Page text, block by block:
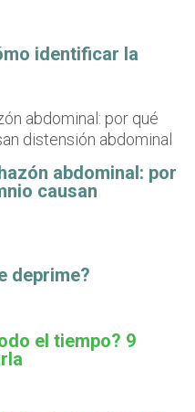
identificar la
abdominal: por
causan
deprime?
el tiempo? 9